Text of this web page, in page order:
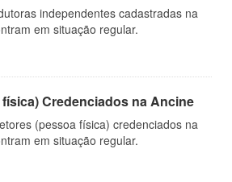
independentes cadastradas na
em situação regular.
Credenciados na Ancine
(pessoa física) credenciados na
em situação regular.